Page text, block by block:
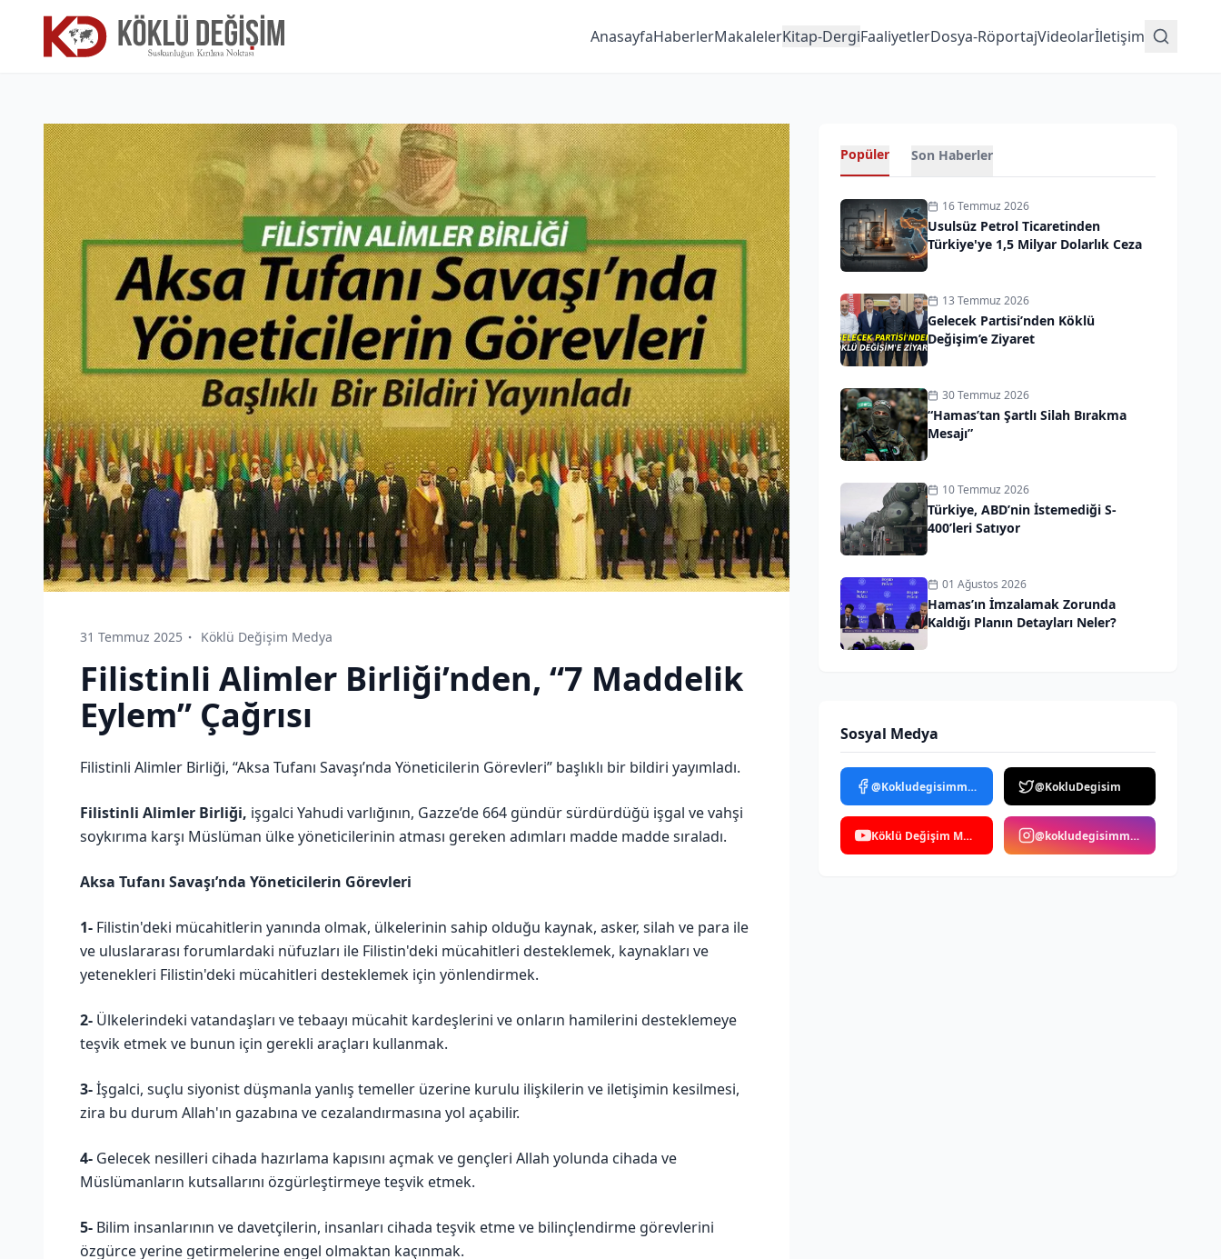
AnasayfaHaberlerMakalelerKitap-DergiFaaliyetlerDosya-RöportajVideolarİletişim
31 Temmuz 2025 Köklü Değişim Medya
Filistinli Alimler Birliği’nden, “7 Maddelik
Eylem” Çağrısı
Filistinli Alimler Birliği, “Aksa Tufanı Savaşı’nda Yöneticilerin Görevleri” başlıklı bir bildiri yayımladı.
Filistinli Alimler Birliği, işgalci Yahudi varlığının, Gazze’de 664 gündür sürdürdüğü işgal ve vahşi
soykırıma karşı Müslüman ülke yöneticilerinin atması gereken adımları madde madde sıraladı.
Aksa Tufanı Savaşı’nda Yöneticilerin Görevleri
1- Filistin'deki mücahitlerin yanında olmak, ülkelerinin sahip olduğu kaynak, asker, silah ve para ile
ve uluslararası forumlardaki nüfuzları ile Filistin'deki mücahitleri desteklemek, kaynakları ve
yetenekleri Filistin'deki mücahitleri desteklemek için yönlendirmek.
2- Ülkelerindeki vatandaşları ve tebaayı mücahit kardeşlerini ve onların hamilerini desteklemeye
teşvik etmek ve bunun için gerekli araçları kullanmak.
3-İşgalci, suçlu siyonist düşmanla yanlış temeller üzerine kurulu ilişkilerin ve iletişimin kesilmesi,
zira bu durum Allah'ın gazabına ve cezalandırmasına yol açabilir.
4- Gelecek nesilleri cihada hazırlama kapısını açmak ve gençleri Allah yolunda cihada ve
Müslümanların kutsallarını özgürleştirmeye teşvik etmek.
5- Bilim insanlarının ve davetçilerin, insanları cihada teşvik etme ve bilinçlendirme görevlerini
özgürce yerine getirmelerine engel olmaktan kaçınmak.
Popüler Son Haberler
16 Temmuz 2026
Usulsüz Petrol Ticaretinden
Türkiye'ye 1,5 Milyar Dolarlık Ceza
13 Temmuz 2026
Gelecek Partisi’nden Köklü
Değişim’e Ziyaret
30 Temmuz 2026
“Hamas’tan Şartlı Silah Bırakma
Mesajı”
10 Temmuz 2026
Türkiye, ABD’nin İstemediği S-
400’leri Satıyor
01 Ağustos 2026
Hamas’ın İmzalamak Zorunda
Kaldığı Planın Detayları Neler?
Sosyal Medya
@Kokludegisimmedya @KokluDegisim
Köklü Değişim Medya @kokludegisimmedya